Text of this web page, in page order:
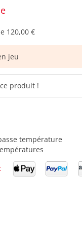
120,00 €
jeu
produit !
température